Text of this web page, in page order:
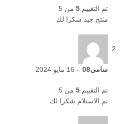
تم التقييم 5 من 5
منتج جيد شكرا لك
سامي08 – 16 مايو 2024
تم التقييم 5 من 5
تم الاستلام شكرا لك